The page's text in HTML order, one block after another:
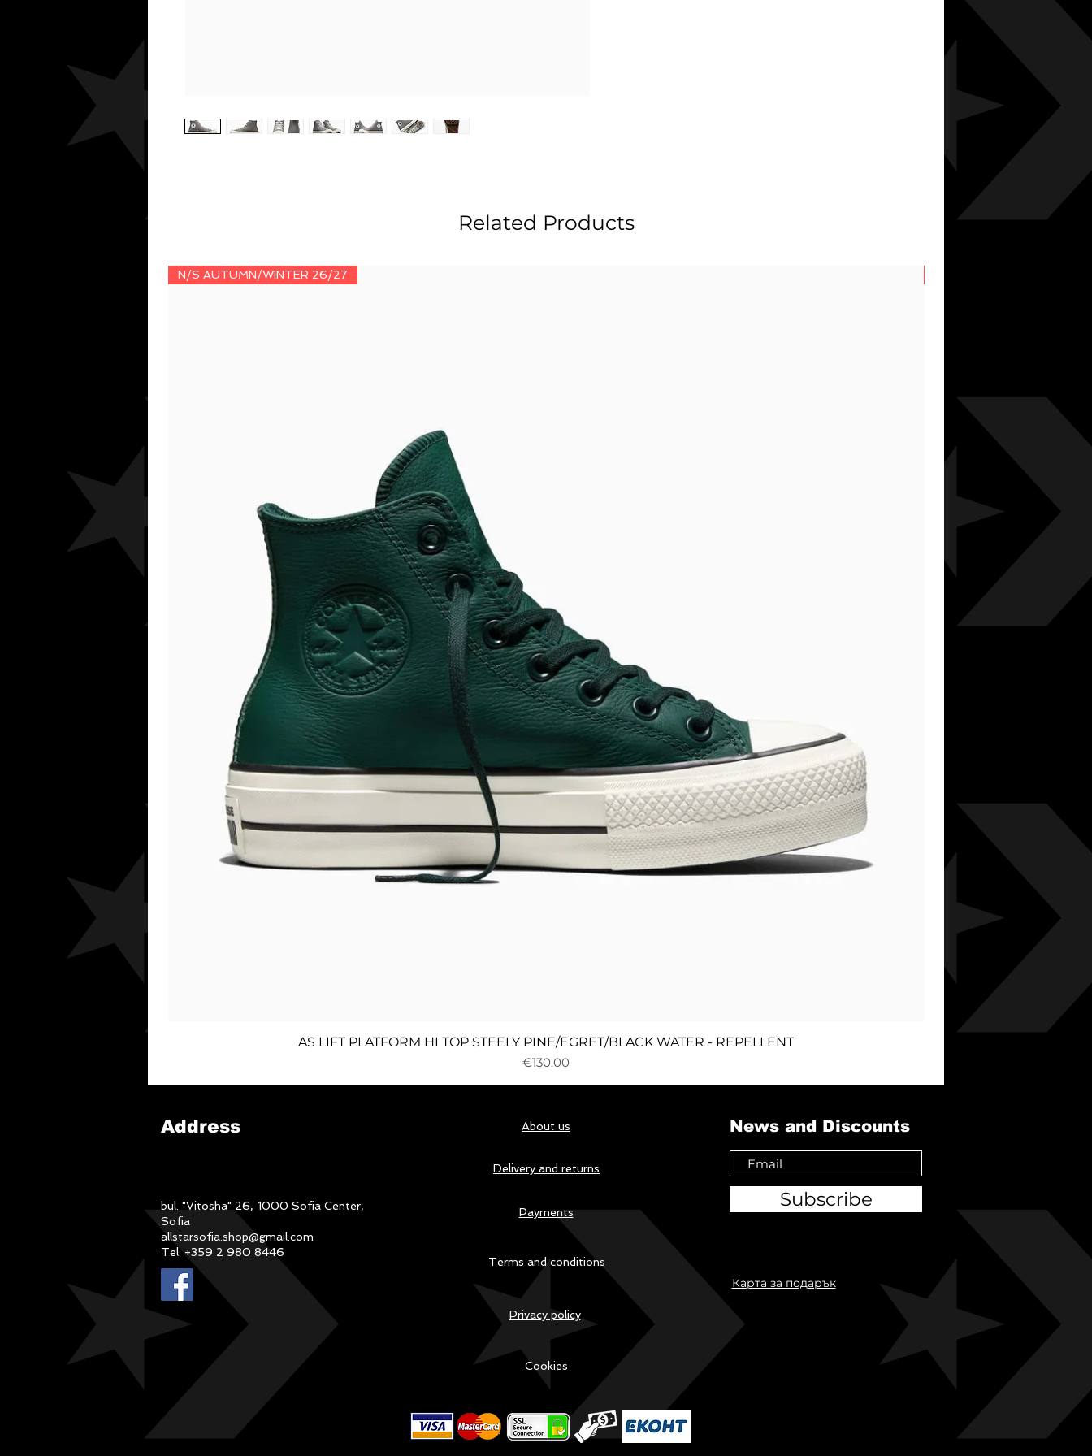
Related Products
Quick View
N/S AUTUMN/WINTER 26/27
AS LIFT PLATFORM HI TOP STEELY PINE/EGRET/BLACK WATER - REPELLENT
Price
€130.00
Address About us
Delivery and returns
bul. "Vitosha" 26, 1000 Sofia Center,
Sofia
allstarsofia.shop@gmail.com
Tel: +359 2 980 8446
Payments
Terms and conditions
Privacy policy
Cookies
News and Discounts
Subscribe
Карта за подарък